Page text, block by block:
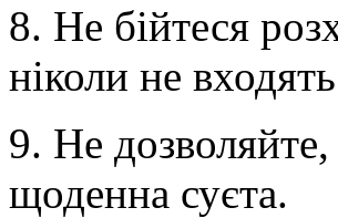
8. Не бійтеся
ніколи не
9. Не дозволяйте,
щоденна суєта.